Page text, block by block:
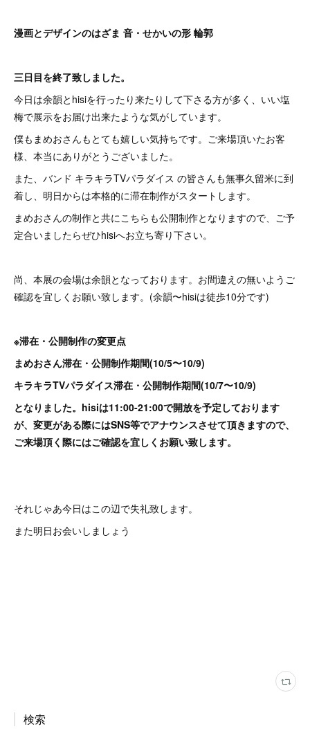
漫画とデザインのはざま 音・せかいの形 輪郭
三日目を終了致しました。
今日は余韻とhisiを行ったり来たりして下さる方が多く、いい塩
梅で展示をお届け出来たような気がしています。
僕もまめおさんもとても嬉しい気持ちです。ご来場頂いたお客
様、本当にありがとうございました。
また、バンド キラキラTVパラダイス の皆さんも無事久留米に到
着し、明日からは本格的に滞在制作がスタートします。
まめおさんの制作と共にこちらも公開制作となりますので、ご予
定合いましたらぜひhisiへお立ち寄り下さい。
尚、本展の会場は余韻となっております。お間違えの無いようご
確認を宜しくお願い致します。(余韻〜hisiは徒歩10分です)
※滞在・公開制作の変更点
まめおさん滞在・公開制作期間(10/5〜10/9)
キラキラTVパラダイス滞在・公開制作期間(10/7〜10/9)
となりました。hisiは11:00-21:00で開放を予定しております
が、変更がある際にはSNS等でアナウンスさせて頂きますので、
ご来場頂く際にはご確認を宜しくお願い致します。
それじゃあ今日はこの辺で失礼致します。
また明日お会いしましょう
検索